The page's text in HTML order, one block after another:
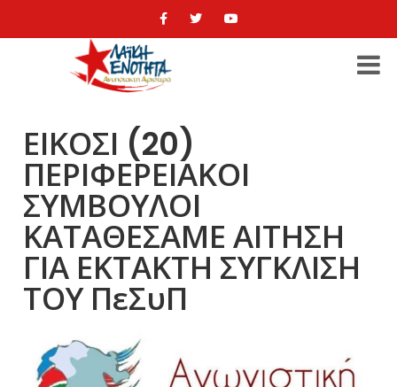
ΕΙΚΟΣΙ (20)
ΠΕΡΙΦΕΡΕΙΑΚΟΙ
ΣΥΜΒΟΥΛΟΙ
ΚΑΤΑΘΕΣΑΜΕ ΑΙΤΗΣΗ
ΓΙΑ ΕΚΤΑΚΤΗ ΣΥΓΚΛΙΣΗ
ΤΟΥ ΠεΣυΠ